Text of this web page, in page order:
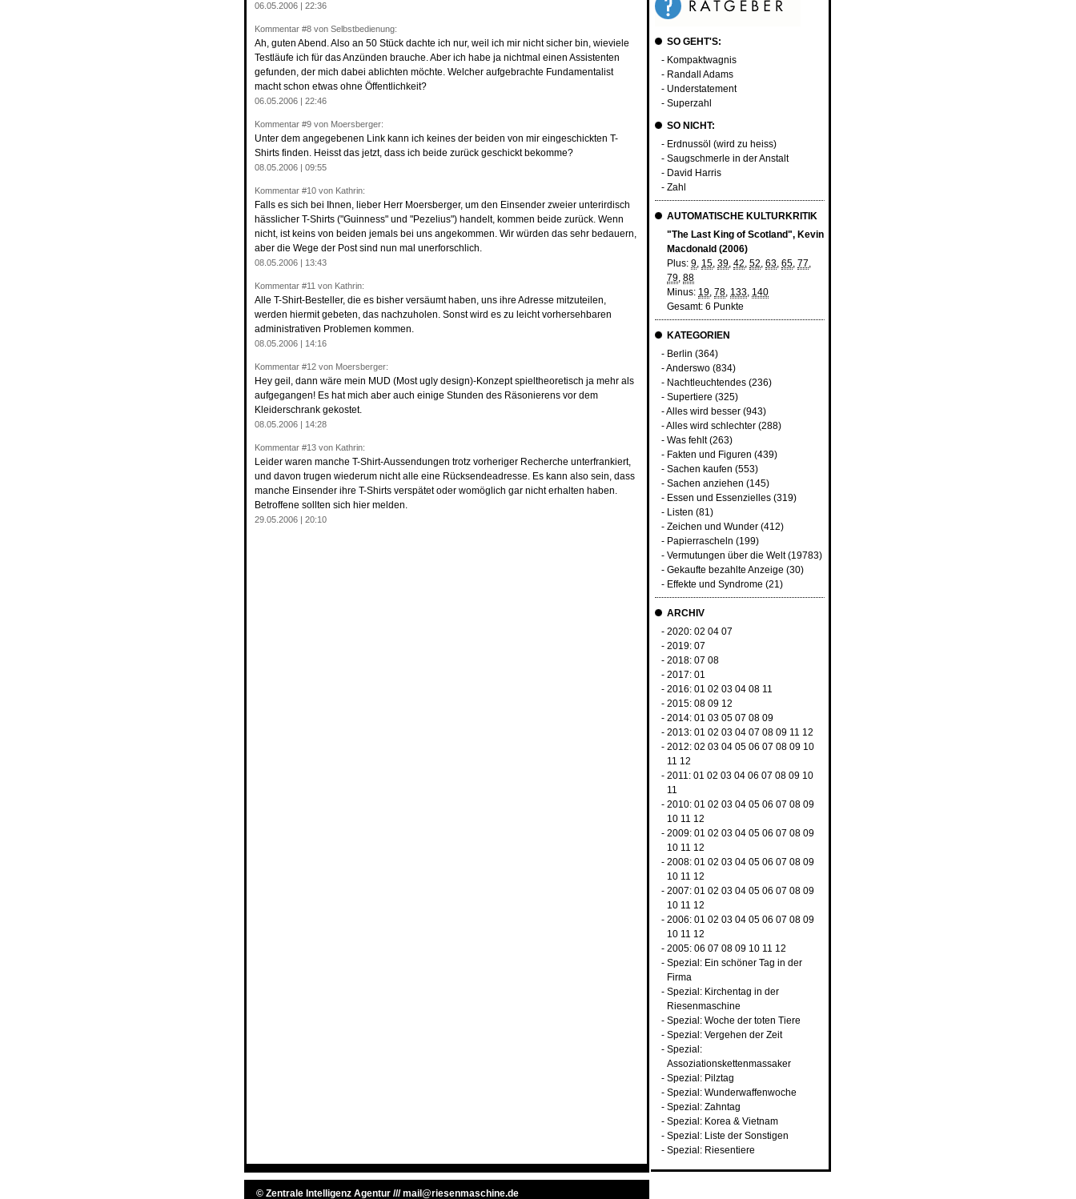
06.05.2006 | 22:36
Kommentar #8 von Selbstbedienung:
Ah, guten Abend. Also an 50 Stück dachte ich nur, weil ich mir nicht sicher bin, wieviele
Testläufe ich für das Anzünden brauche. Aber ich habe ja nichtmal einen Assistenten
gefunden, der mich dabei ablichten möchte. Welcher aufgebrachte Fundamentalist
macht schon etwas ohne Öffentlichkeit?
06.05.2006 | 22:46
Kommentar #9 von Moersberger:
Unter dem angegebenen Link kann ich keines der beiden von mir eingeschickten T-
Shirts finden. Heisst das jetzt, dass ich beide zurück geschickt bekomme?
08.05.2006 | 09:55
Kommentar #10 von Kathrin:
Falls es sich bei Ihnen, lieber Herr Moersberger, um den Einsender zweier unterirdisch
hässlicher T-Shirts ("Guinness" und "Pezelius") handelt, kommen beide zurück. Wenn
nicht, ist keins von beiden jemals bei uns angekommen. Wir würden das sehr bedauern,
aber die Wege der Post sind nun mal unerforschlich.
08.05.2006 | 13:43
Kommentar #11 von Kathrin:
Alle T-Shirt-Besteller, die es bisher versäumt haben, uns ihre Adresse mitzuteilen,
werden hiermit gebeten, das nachzuholen. Sonst wird es zu leicht vorhersehbaren
administrativen Problemen kommen.
08.05.2006 | 14:16
Kommentar #12 von Moersberger:
Hey geil, dann wäre mein MUD (Most ugly design)-Konzept spieltheoretisch ja mehr als
aufgegangen! Es hat mich aber auch einige Stunden des Räsonierens vor dem
Kleiderschrank gekostet.
08.05.2006 | 14:28
Kommentar #13 von Kathrin:
Leider waren manche T-Shirt-Aussendungen trotz vorheriger Recherche unterfrankiert,
und davon trugen wiederum nicht alle eine Rücksendeadresse. Es kann also sein, dass
manche Einsender ihre T-Shirts verspätet oder womöglich gar nicht erhalten haben.
Betroffene sollten sich hier melden.
29.05.2006 | 20:10
SO GEHT'S:
- Kompaktwagnis
- Randall Adams
- Understatement
- Superzahl
SO NICHT:
- Erdnussöl (wird zu heiss)
- Saugschmerle in der Anstalt
- David Harris
- Zahl
AUTOMATISCHE KULTURKRITIK
"The Last King of Scotland", Kevin
Macdonald (2006)
Plus: 9, 15, 39, 42, 52, 63, 65, 77,
79, 88
Minus: 19, 78, 133, 140
Gesamt: 6 Punkte
KATEGORIEN
- Berlin (364)
-Anderswo(834)
- Nachtleuchtendes(236)
- Supertiere (325)
-Alles wird besser(943)
-Alles wird schlechter(288)
- Was fehlt(263)
- Fakten und Figuren (439)
- Sachen kaufen (553)
- Sachen anziehen (145)
- Essen und Essenzielles(319)
- Listen (81)
- Zeichen und Wunder(412)
- Papierrascheln (199)
- Vermutungen über die Welt(19783)
- Gekaufte bezahlte Anzeige (30)
- Effekte und Syndrome (21)
ARCHIV
- 2020: 02 04 07
- 2019: 07
- 2018: 07 08
- 2017: 01
- 2016: 01 02 03 04 08 11
- 2015: 08 09 12
- 2014: 01 03 05 07 08 09
- 2013: 01 02 03 04 07 08 09 11 12
- 2012: 02 03 04 05 06 07 08 09 10
11 12
- 2011: 01 02 03 04 06 07 08 09 10
11
- 2010: 01 02 03 04 05 06 07 08 09
10 11 12
- 2009: 01 02 03 04 05 06 07 08 09
10 11 12
- 2008: 01 02 03 04 05 06 07 08 09
10 11 12
- 2007: 01 02 03 04 05 06 07 08 09
10 11 12
- 2006: 01 02 03 04 05 06 07 08 09
10 11 12
- 2005: 06 07 08 09 10 11 12
- Spezial: Ein schöner Tag in der
Firma
- Spezial: Kirchentag in der
Riesenmaschine
- Spezial: Woche der toten Tiere
- Spezial: Vergehen der Zeit
- Spezial:
Assoziationskettenmassaker
- Spezial: Pilztag
- Spezial: Wunderwaffenwoche
- Spezial: Zahntag
- Spezial: Korea & Vietnam
- Spezial: Liste der Sonstigen
- Spezial: Riesentiere
© Zentrale Intelligenz Agentur ///mail@riesenmaschine.de